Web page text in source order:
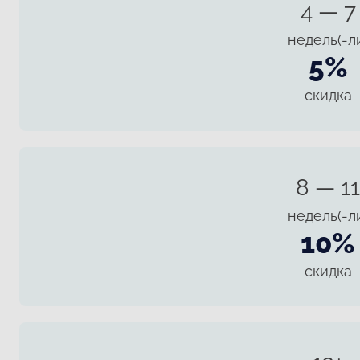
4 — 7
недель(-
5%
скидка
8 — 11
недель(-
10%
скидка